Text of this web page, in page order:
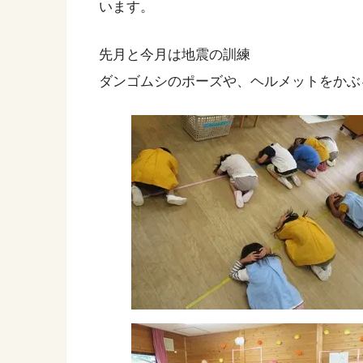
います。
先月と今月は地震の訓練
ダンゴムシのポーズや、ヘルメットをか